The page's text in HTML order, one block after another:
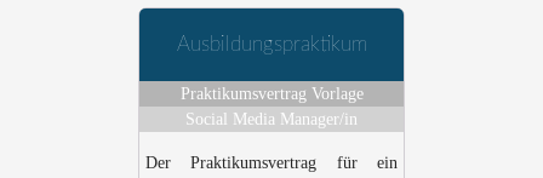
Ausbildungspraktikum
Praktikumsvertrag Vorlage
Social Media Manager/in
Der Praktikumsvertrag für ein